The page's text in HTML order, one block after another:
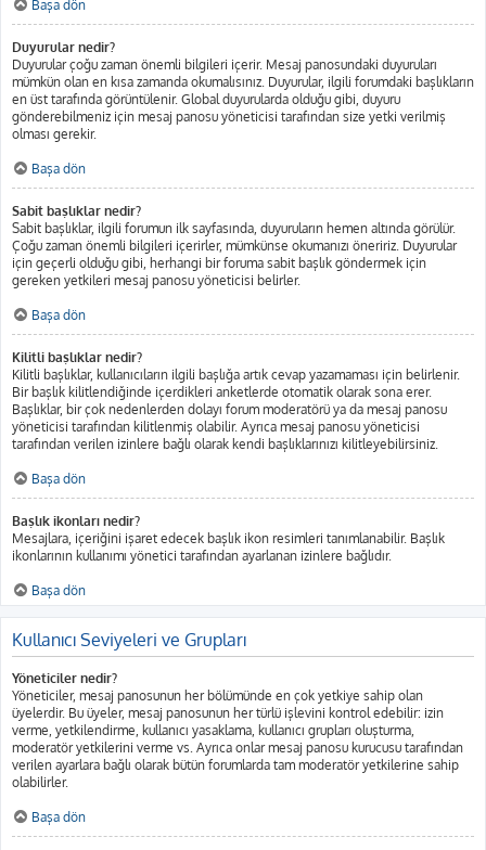
Başa dön
Duyurular nedir?
Duyurular çoğu zaman önemli bilgileri içerir. Mesaj panosundaki duyuruları
mümkün olan en kısa zamanda okumalısınız. Duyurular, ilgili forumdaki başlıkların
en üst tarafında görüntülenir. Global duyurularda olduğu gibi, duyuru
gönderebilmeniz için mesaj panosu yöneticisi tarafından size yetki verilmiş
olması gerekir.
Başa dön
Sabit başlıklar nedir?
Sabit başlıklar, ilgili forumun ilk sayfasında, duyuruların hemen altında görülür.
Çoğu zaman önemli bilgileri içerirler, mümkünse okumanızı öneririz. Duyurular
için geçerli olduğu gibi, herhangi bir foruma sabit başlık göndermek için
gereken yetkileri mesaj panosu yöneticisi belirler.
Başa dön
Kilitli başlıklar nedir?
Kilitli başlıklar, kullanıcıların ilgili başlığa artık cevap yazamaması için belirlenir.
Bir başlık kilitlendiğinde içerdikleri anketlerde otomatik olarak sona erer.
Başlıklar, bir çok nedenlerden dolayı forum moderatörü ya da mesaj panosu
yöneticisi tarafından kilitlenmiş olabilir. Ayrıca mesaj panosu yöneticisi
tarafından verilen izinlere bağlı olarak kendi başlıklarınızı kilitleyebilirsiniz.
Başa dön
Başlık ikonları nedir?
Mesajlara, içeriğini işaret edecek başlık ikon resimleri tanımlanabilir. Başlık
ikonlarının kullanımı yönetici tarafından ayarlanan izinlere bağlıdır.
Başa dön
Kullanıcı Seviyeleri ve Grupları
Yöneticiler nedir?
Yöneticiler, mesaj panosunun her bölümünde en çok yetkiye sahip olan
üyelerdir. Bu üyeler, mesaj panosunun her türlü işlevini kontrol edebilir: izin
verme, yetkilendirme, kullanıcı yasaklama, kullanıcı grupları oluşturma,
moderatör yetkilerini verme vs. Ayrıca onlar mesaj panosu kurucusu tarafından
verilen ayarlara bağlı olarak bütün forumlarda tam moderatör yetkilerine sahip
olabilirler.
Başa dön